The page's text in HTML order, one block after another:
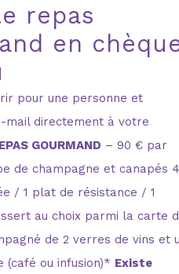
repas
en
pour une personne et
mail directement à votre
GOURMAND – 90 € par
de champagne et canapés 4
/ 1 plat de résistance / 1
au choix parmi la carte
de 2 verres de vins et
(café ou infusion)* Existe